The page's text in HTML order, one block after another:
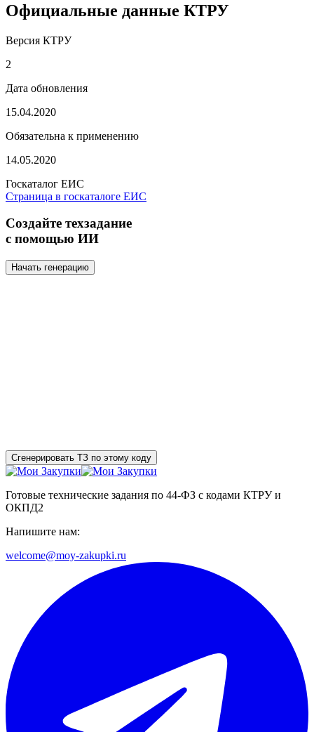
Официальные данные КТРУ
Версия КТРУ
2
Дата обновления
15.04.2020
Обязательна к применению
14.05.2020
Госкаталог ЕИС
Страница в госкаталоге ЕИС
Создайте техзадание
с помощью ИИ
Начать генерацию
Сгенерировать ТЗ по этому коду
Готовые технические задания по 44-ФЗ с кодами КТРУ и
ОКПД2
Напишите нам:
welcome@moy-zakupki.ru